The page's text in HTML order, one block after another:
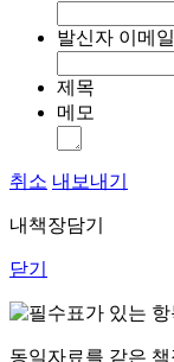
발신자 이메일
제목
메모
취소 내보내기
내책장담기
닫기
표가 있는
동일자료를 같은